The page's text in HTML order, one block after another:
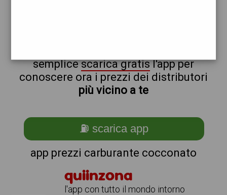
semplicescarica gratisl'app per
conoscere ora i prezzi dei distributori
più vicino a te
⛽ scarica app
app prezzi carburante cocconato
quiinzona
l'app con tutto il mondo intorno